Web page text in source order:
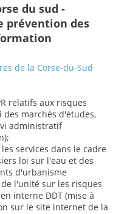
du sud -
prévention des
de la Corse-du-Sud
relatifs aux risques
marchés d'études,
administratif
services dans le cadre
loi sur l'eau et des
d'urbanisme
l'unité sur les risques
interne DDT (mise à
sur le site internet de la